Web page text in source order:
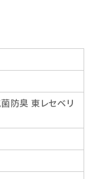
防臭 東レセベリ